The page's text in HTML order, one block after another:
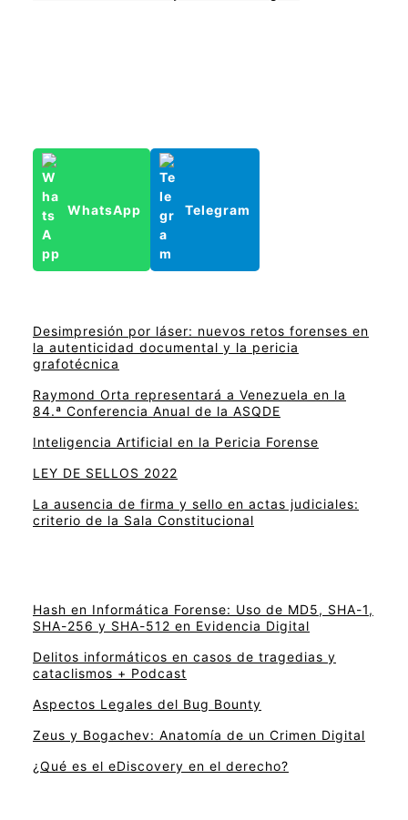
WhatsApp Telegram
Desimpresión por láser: nuevos retos forenses en
la autenticidad documental y la pericia
grafotécnica
Raymond Orta representará a Venezuela en la
84.ª Conferencia Anual de la ASQDE
Inteligencia Artificial en la Pericia Forense
LEY DE SELLOS 2022
La ausencia de firma y sello en actas judiciales:
criterio de la Sala Constitucional
Hash en Informática Forense: Uso de MD5, SHA-1,
SHA-256 y SHA-512 en Evidencia Digital
Delitos informáticos en casos de tragedias y
cataclismos + Podcast
Aspectos Legales del Bug Bounty
Zeus y Bogachev: Anatomía de un Crimen Digital
¿Qué es el eDiscovery en el derecho?